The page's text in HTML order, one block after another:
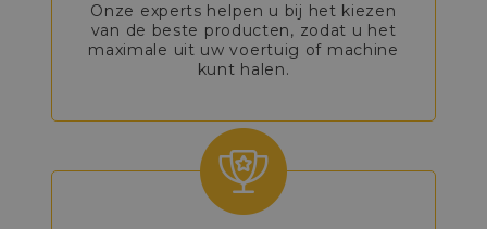
Onze experts helpen u bij het kiezen
van de beste producten, zodat u het
maximale uit uw voertuig of machine
kunt halen.